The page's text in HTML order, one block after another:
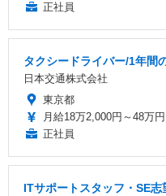
正社員
タクシードライバー/1年間
日本交通株式会社
東京都
月給18万2,000円～48万円
正社員
ITサポートスタッフ・SE